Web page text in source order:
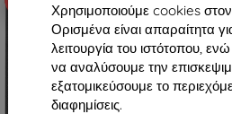
Χρησιμοποιούμε cookies
Ορισμένα είναι απαραίτητα
λειτουργία του ιστότοπου,
να αναλύσουμε την
εξατομικεύσουμε το
διαφημίσεις.